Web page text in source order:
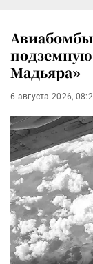
подземную
Мадьяра»
6 августа 2026,